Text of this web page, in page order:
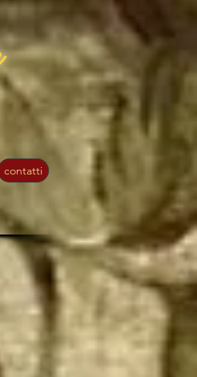
contatti